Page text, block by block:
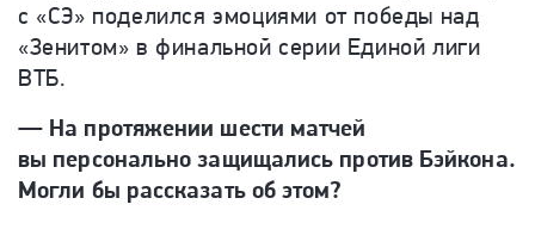
с «СЭ» поделился эмоциями от победы над
«Зенитом» в финальной серии Единой лиги
ВТБ.
— На протяжении шести матчей
вы персонально защищались против Бэйкона.
Могли бы рассказать об этом?